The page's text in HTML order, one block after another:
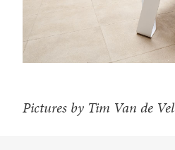
Pictures by Tim Van de